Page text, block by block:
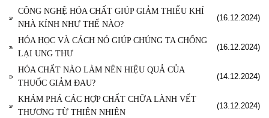
CÔNG NGHỆ HÓA CHẤT GIÚP GIẢM THIỂU KHÍ
NHÀ KÍNH NHƯ THẾ NÀO?
(16.12.2024)
HÓA HỌC VÀ CÁCH NÓ GIÚP CHÚNG TA CHỐNG
LẠI UNG THƯ
(16.12.2024)
HÓA CHẤT NÀO LÀM NÊN HIỆU QUẢ CỦA
THUỐC GIẢM ĐAU?
(14.12.2024)
KHÁM PHÁ CÁC HỢP CHẤT CHỮA LÀNH VẾT
THƯƠNG TỪ THIÊN NHIÊN
(13.12.2024)